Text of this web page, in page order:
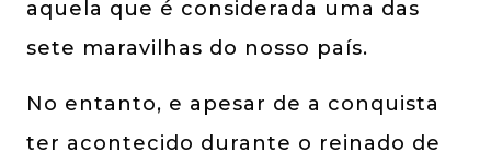
aquela que é considerada uma das
sete maravilhas do nosso país.
No entanto, e apesar de a conquista
ter acontecido durante o reinado de